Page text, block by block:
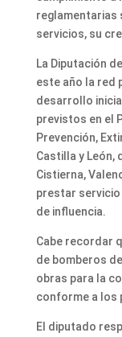
reglamentarias
servicios, su
La Diputación
este año la red
desarrollo
previstos en el
Prevención,
Castilla y León,
Cistierna,
prestar
de influencia.
Cabe recordar
de bomberos
obras para la
conforme a los
El diputado